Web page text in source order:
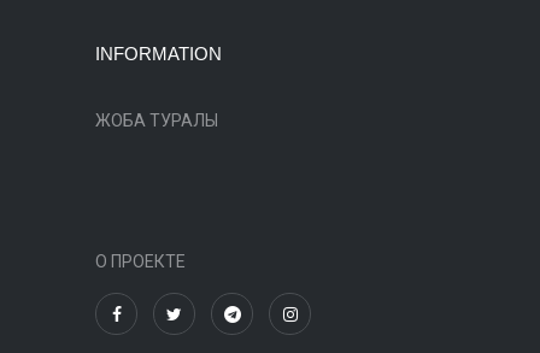
INFORMATION
ЖОБА ТУРАЛЫ
О ПРОЕКТЕ